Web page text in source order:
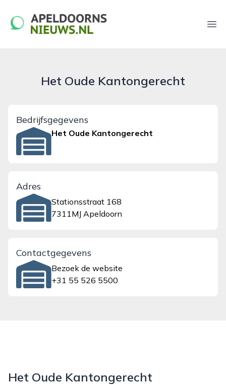
apeldoornsnieuws.nl
Het Oude Kantongerecht
Bedrijfsgegevens
Het Oude Kantongerecht
Adres
Stationsstraat 168
7311MJ Apeldoorn
Contactgegevens
Bezoek de website
+31 55 526 5500
Het Oude Kantongerecht